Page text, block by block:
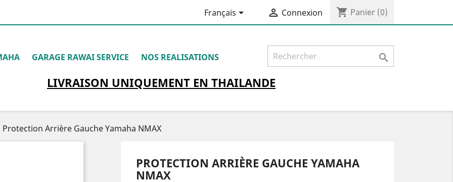
Français  Connexion shopping_cart Panier (0)
GARAGE RAWAI SERVICE NOS REALISATIONS 
LIVRAISON UNIQUEMENTEN THAILANDE
Protection Arrière Gauche Yamaha NMAX
PROTECTION ARRIÈRE GAUCHE YAMAHA
NMAX